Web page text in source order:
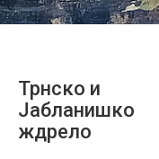
Трнско и
Јабланишко
ждрело